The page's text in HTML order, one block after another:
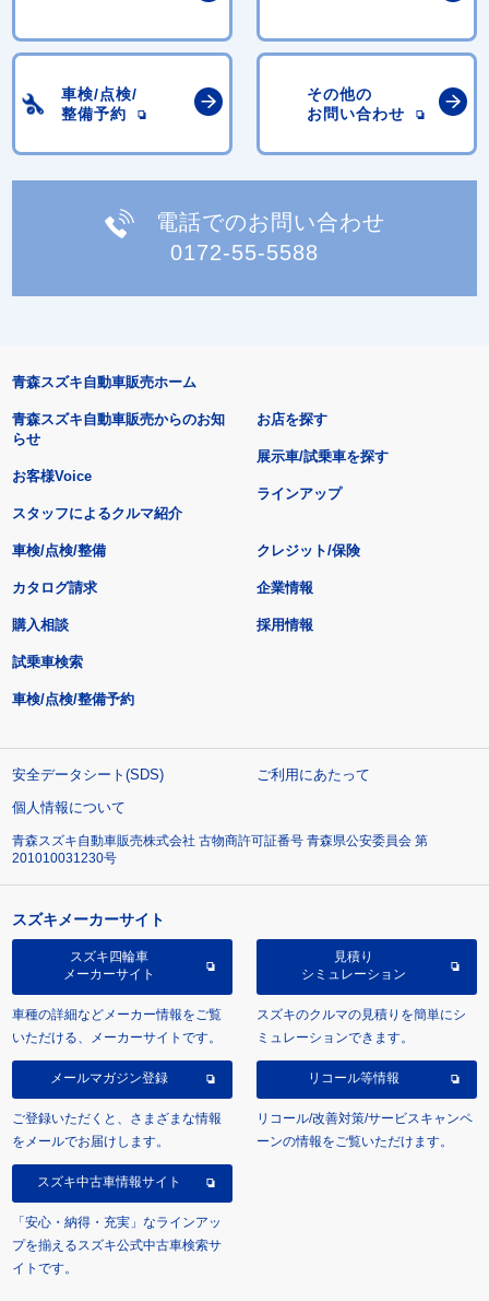
車検/点検/
整備予約
その他の
お問い合わせ
電話でのお問い合わせ
0172-55-5588
青森スズキ自動車販売ホーム
青森スズキ自動車販売からのお知
らせ
お客様Voice
スタッフによるクルマ紹介
お店を探す
展示車/試乗車を探す
ラインアップ
車検/点検/整備 クレジット/保険
カタログ請求
購入相談
試乗車検索
車検/点検/整備予約
企業情報
採用情報
安全データシート(SDS)
ご利用にあたって
個人情報について
青森スズキ自動車販売株式会社 古物商許可証番号 青森県公安委員会 第
201010031230号
スズキメーカーサイト
スズキ四輪車
メーカーサイト
車種の詳細などメーカー情報をご覧
いただける、メーカーサイトです。
見積り
シミュレーション
スズキのクルマの見積りを簡単にシ
ミュレーションできます。
メールマガジン登録
ご登録いただくと、さまざまな情報
をメールでお届けします。
リコール等情報
リコール/改善対策/サービスキャンペ
ーンの情報をご覧いただけます。
スズキ中古車情報サイト
「安心・納得・充実」なラインアッ
プを揃えるスズキ公式中古車検索サ
イトです。